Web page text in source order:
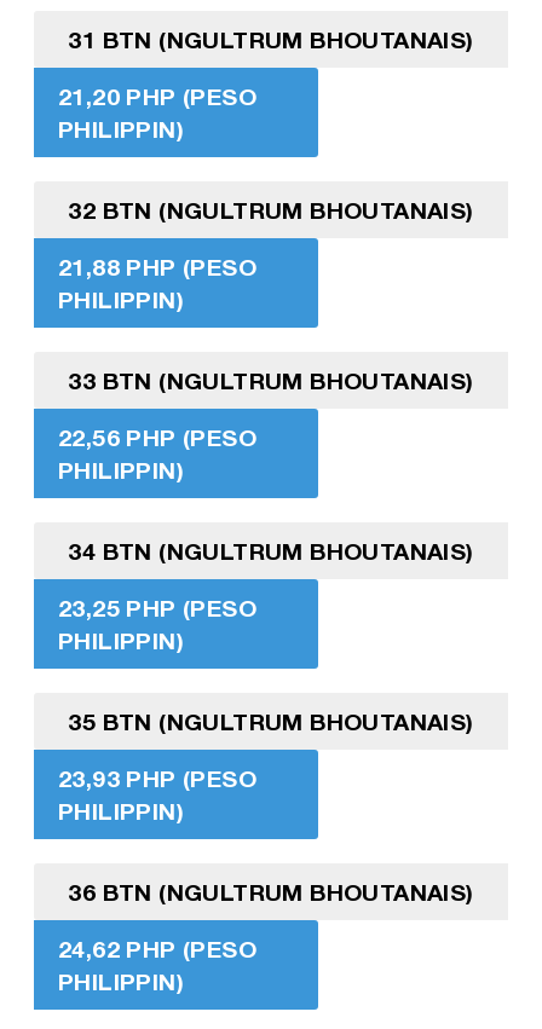
31 BTN (NGULTRUM BHOUTANAIS)
21,20 PHP (PESO
PHILIPPIN)
32 BTN (NGULTRUM BHOUTANAIS)
21,88 PHP (PESO
PHILIPPIN)
33 BTN (NGULTRUM BHOUTANAIS)
22,56 PHP (PESO
PHILIPPIN)
34 BTN (NGULTRUM BHOUTANAIS)
23,25 PHP (PESO
PHILIPPIN)
35 BTN (NGULTRUM BHOUTANAIS)
23,93 PHP (PESO
PHILIPPIN)
36 BTN (NGULTRUM BHOUTANAIS)
24,62 PHP (PESO
PHILIPPIN)